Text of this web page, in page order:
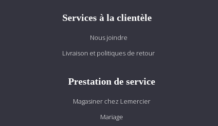
Services à la clientèle
Nous joindre
Livraison et politiques de retour
Prestation de service
Magasiner chez Lemercier
Mariage